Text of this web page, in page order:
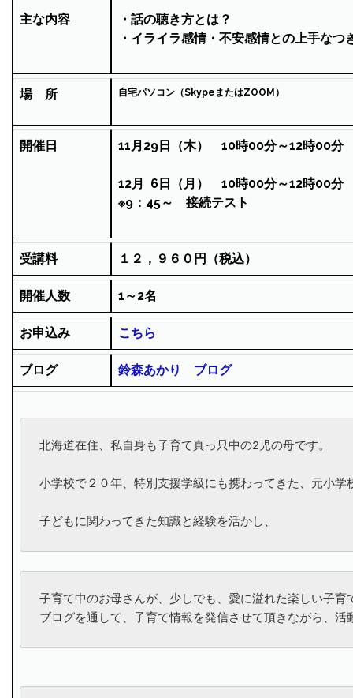
主な内容
・話の聴き方とは？
・イライラ感情・不安感情との上手な
場 所 自宅パソコン（SkypeまたはZOOM）
開催日 11月29日（木） 10時00分～12時00分
12月 6日（月） 10時00分～12時00分
※9：45～ 接続テスト
受講料 １２，９６０円（税込）
開催人数 1～2名
お申込み こちら
ブログ 鈴森あかり ブログ
北海道在住、私自身も子育て真っ只中の2児の母です。
小学校で２０年、特別支援学級にも携わってきた、元小学
子どもに関わってきた知識と経験を活かし、
子育て中のお母さんが、少しでも、愛に溢れた楽しい子育
ブログを通して、子育て情報を発信させて頂きながら、活